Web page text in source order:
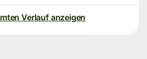
Verlauf anzeigen